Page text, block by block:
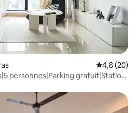
Évaluation
4,8 (20)
personnes|Parking gratuit|Station